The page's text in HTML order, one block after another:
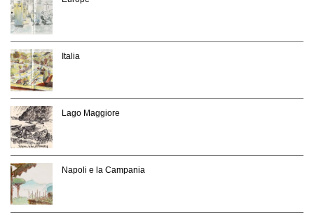
Italia
Lago Maggiore
Napoli e la Campania